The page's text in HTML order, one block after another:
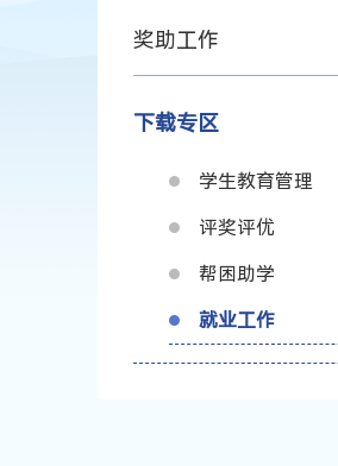
奖助工作
下载专区
学生教育管理
评奖评优
帮困助学
就业工作